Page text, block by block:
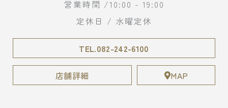
営業時間 /10:00 - 19:00
定休日 / 水曜定休
TEL.082-242-6100
店舗詳細 MAP